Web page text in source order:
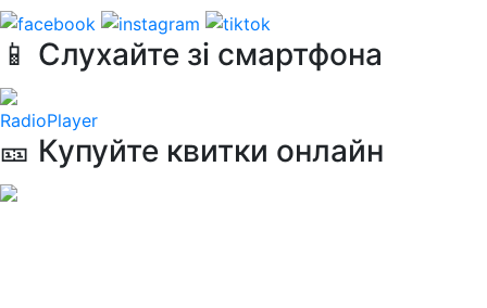
📱 Слухайте зі смартфона
RadioPlayer
🎫 Купуйте квитки онлайн